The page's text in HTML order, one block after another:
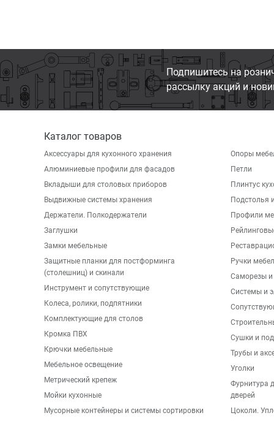
Подпишитесь на
рассылку акций и
Каталог товаров
Аксессуары для кухонного хранения
Алюминиевые профили для фасадов
Вкладыши для столовых приборов
Выдвижные системы хранения
Держатели. Полкодержатели
Заглушки
Замки мебельные
Защитные планки для постформинга
(столешниц) и скинали
Инструмент и сопутствующие
Колеса, ролики, подпятники
Комплектующие для столов
Кромка ПВХ
Крючки мебельные
Мебельное освещение
Метрический крепеж
Мойки кухонные
Мусорные контейнеры и системы сортировки
Опоры
Петли
Плинтус
Подстолья
Профили
Ручки
Саморезы
Системы и
Сушки и
Трубы и
Уголки
Фурнитура
дверей
Цоколи.